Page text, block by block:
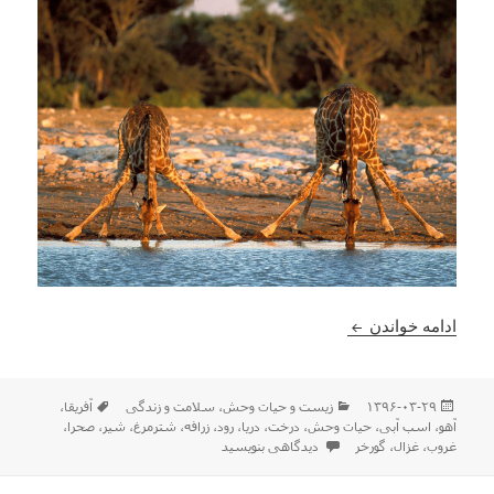
ادامه خواندن عکسهای دیدنی از حیات وحش آفریقا
ارسال
شده
در
۱۳۹۶-۰۳-۲۹ دسته‌ها
زیست و حیات وحش، سلامت و زندگی برچسب‌ها
آفریقا،
آهو، اسب آبی،حیات وحش، درخت، دریا،رود،زرافه، شترمرغ، شیر ،صحرا،
غروب،غزال، گورخر برای عکسهای دیدنی از حیات وحش آفریقا
دیدگاهی بنویسید